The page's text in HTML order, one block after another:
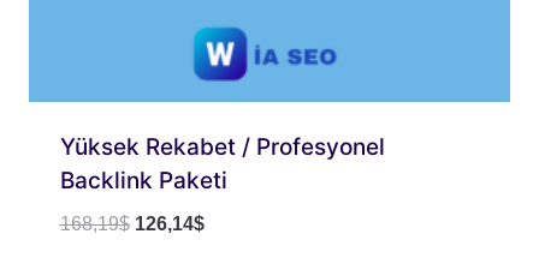
Yüksek Rekabet / Profesyonel
Backlink Paketi
168,19$ Orijinal
126,14$Şu